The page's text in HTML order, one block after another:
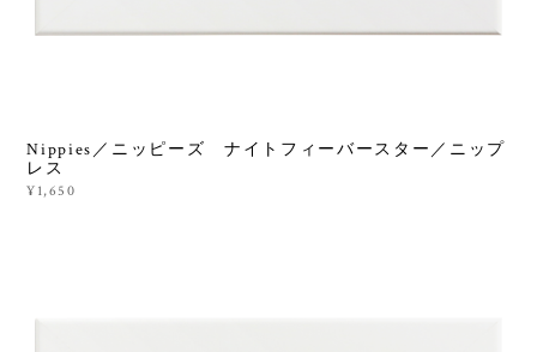
Nippies／ニッピーズ ナイトフィーバースター／ニップ
レス
¥1,650